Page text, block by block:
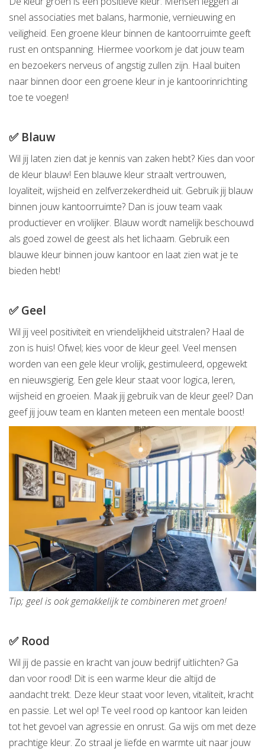
snel associaties met balans, harmonie, vernieuwing en
veiligheid. Een groene kleur binnen de kantoorruimte geeft
rust en ontspanning. Hiermee voorkom je dat jouw team
en bezoekers nerveus of angstig zullen zijn. Haal buiten
naar binnen door een groene kleur in je kantoorinrichting
toe te voegen!
✅ Blauw
Wil jij laten zien dat je kennis van zaken hebt? Kies dan voor
de kleur blauw! Een blauwe kleur straalt vertrouwen,
loyaliteit, wijsheid en zelfverzekerdheid uit. Gebruik jij blauw
binnen jouw kantoorruimte? Dan is jouw team vaak
productiever en vrolijker. Blauw wordt namelijk beschouwd
als goed zowel de geest als het lichaam. Gebruik een
blauwe kleur binnen jouw kantoor en laat zien wat je te
bieden hebt!
✅ Geel
Wil jij veel positiviteit en vriendelijkheid uitstralen? Haal de
zon is huis! Ofwel; kies voor de kleur geel. Veel mensen
worden van een gele kleur vrolijk, gestimuleerd, opgewekt
en nieuwsgierig. Een gele kleur staat voor logica, leren,
wijsheid en groeien. Maak jij gebruik van de kleur geel? Dan
geef jij jouw team en klanten meteen een mentale boost!
Tip; geel is ook gemakkelijk te combineren met groen!
✅ Rood
Wil jij de passie en kracht van jouw bedrijf uitlichten? Ga
dan voor rood! Dit is een warme kleur die altijd de
aandacht trekt. Deze kleur staat voor leven, vitaliteit, kracht
en passie. Let wel op! Te veel rood op kantoor kan leiden
tot het gevoel van agressie en onrust. Ga wijs om met deze
prachtige kleur. Zo straal je liefde en warmte uit naar jouw